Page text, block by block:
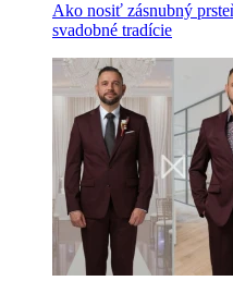
Ako nosiť zásnubný
svadobné tradície